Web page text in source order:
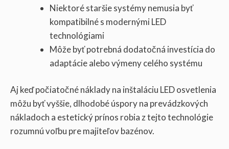
Niektoré staršie systémy nemusia byť
kompatibilné s modernými LED
technológiami
Môže byť potrebná dodatočná investícia do
adaptácie alebo výmeny celého systému
Aj keď počiatočné náklady na inštaláciu LED osvetlenia
môžu byť vyššie, dlhodobé úspory na prevádzkových
nákladoch a estetický prínos robia z tejto technológie
rozumnú voľbu pre majiteľov bazénov.